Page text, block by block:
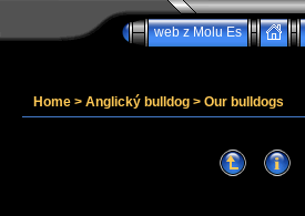
web z Molu Es
Home > Anglický bulldog > Our bulldogs